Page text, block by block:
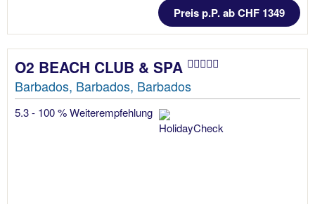
Preis p.P. ab CHF 1349
O2 BEACH CLUB & SPA
Barbados, Barbados, Barbados
5.3 - 100 % Weiterempfehlung